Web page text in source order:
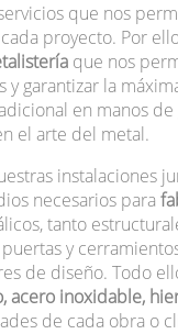
Madridque nos
proyecto. Por
que nos
garantizar la
en manos
el arte del metal.
instalaciones
necesarios para
tanto
y
de diseño. Todo
acero inoxidable,
de cada obra o